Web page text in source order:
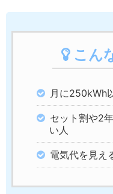
こん
月に250kWh
セット割や2
い人
電気代を見え